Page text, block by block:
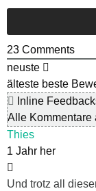
23 Comments
neuste
älteste beste
Inline
Alle Kommentare
Thies
1 Jahr her
Und trotz all